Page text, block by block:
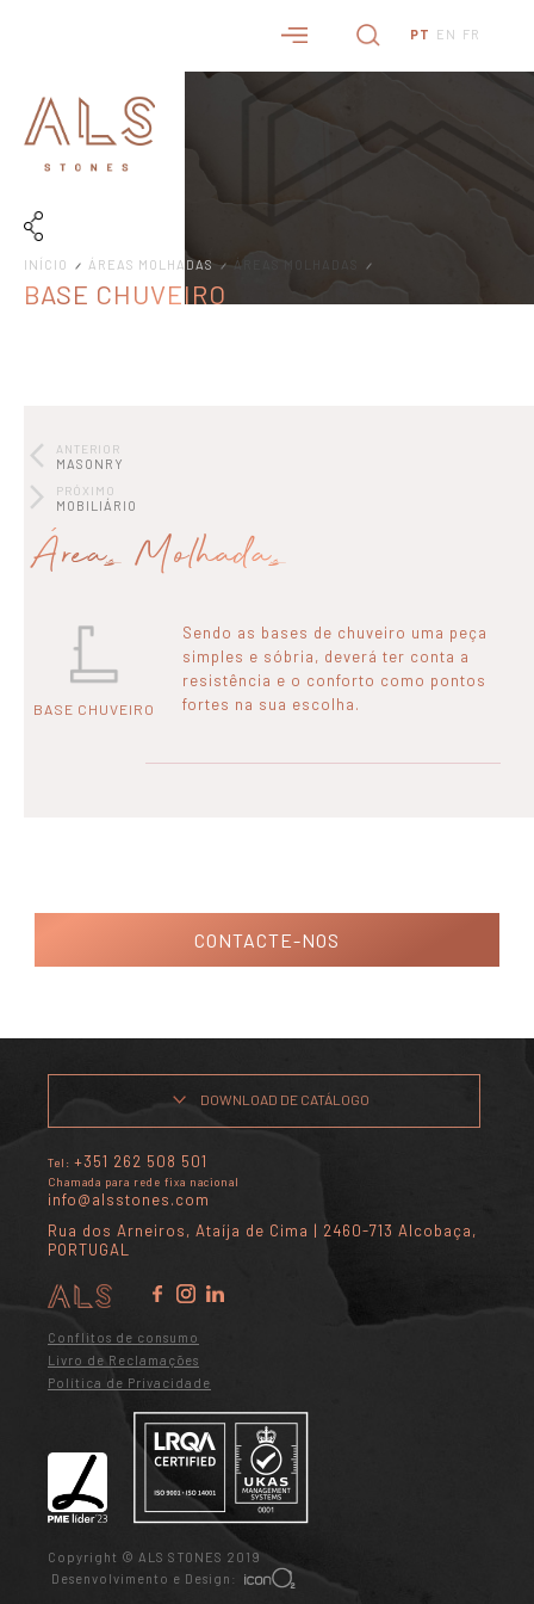
PT EN FR
INÍCIO ÁREAS MOLHADAS ÁREAS MOLHADAS
BASE CHUVEIRO
ANTERIOR
MASONRY
PRÓXIMO
MOBILIÁRIO
Áreas Molhadas
BASE CHUVEIRO
Sendo as bases de chuveiro uma peça
simples e sóbria, deverá ter conta a
resistência e o conforto como pontos
fortes na sua escolha.
CONTACTE-NOS
DOWNLOAD DE CATÁLOGO
Tel: +351 262 508 501
Chamada para rede fixa nacional
info@alsstones.com
Rua dos Arneiros, Ataíja de Cima | 2460-713 Alcobaça,
PORTUGAL
Conflitos de consumo
Livro de Reclamações
Política de Privacidade
Copyright © ALS STONES 2019
Desenvolvimento e Design: